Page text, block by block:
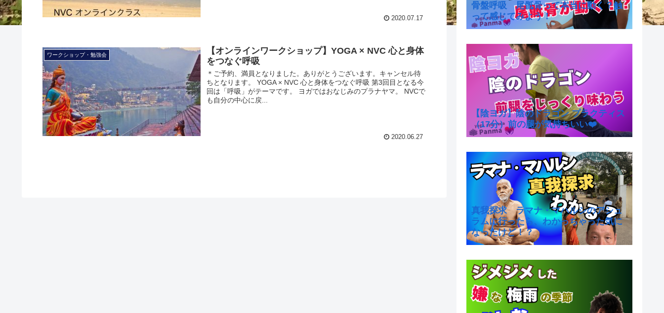
2020.07.17
ワークショップ・勉強会
【オンラインワークショップ】YOGA × NVC 心と身体
をつなぐ呼吸
＊ご予約、満員となりました。ありがとうございます。キャンセル待
ちとなります。 YOGA × NVC 心と身体をつなぐ呼吸 第3回目となる今
回は「呼吸」がテーマです。 ヨガではおなじみのプラナヤマ。 NVCで
も自分の中心に戻...
2020.06.27
骨盤呼吸 尾骶骨って本当に動く？触
って感じてみよう！
【陰ヨガ】陰のドラゴン プラクティス
（17分）前の腿が気持ちいい❤️
真我探求 ラマナ・マハルシのアシュ
ラムに行ったら、わかっちゃった気に
なったけど！？